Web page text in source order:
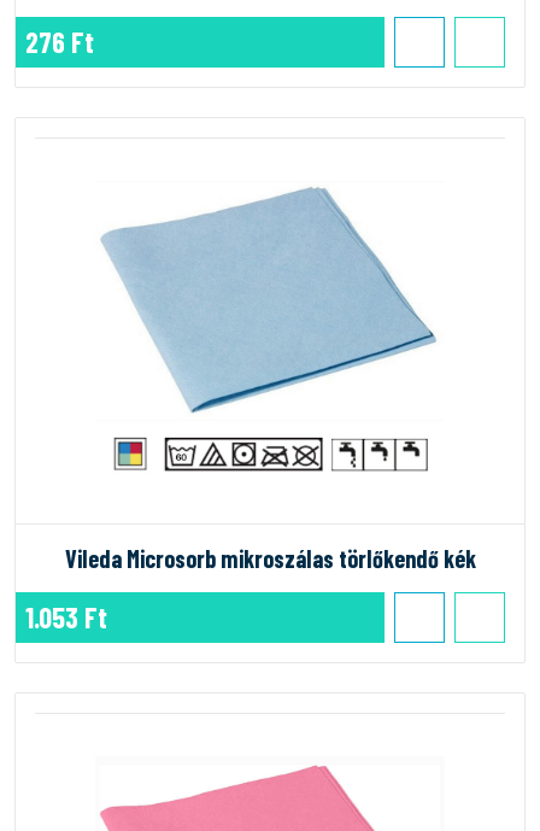
276 Ft
Vileda Microsorb mikroszálas törlőkendő kék
1.053 Ft